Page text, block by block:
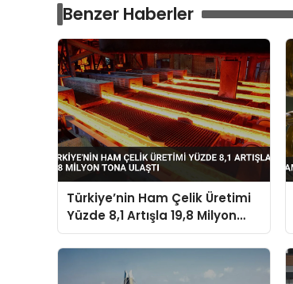
Benzer Haberler
Türkiye’nin Ham Çelik Üretimi
Yüzde 8,1 Artışla 19,8 Milyon
Tona Ulaştı